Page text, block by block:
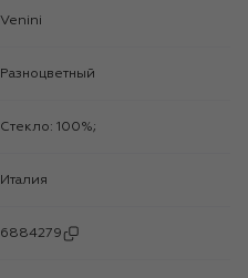
Venini
Разноцветный
Стекло: 100%;
Италия
6884279